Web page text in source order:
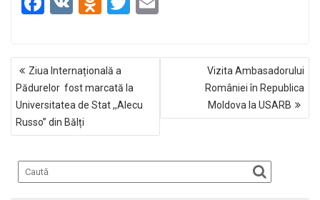
b
o
o
k
o
kl
a
ss
ni
ki
NAVIGARE
ÎN
ARTICOLE
Ziua Internațională a
Pădurelor fost marcată la
Universitatea de Stat ,,Alecu
Russo” din Bălți
Vizita Ambasadorului
României în Republica
Moldova la USARB